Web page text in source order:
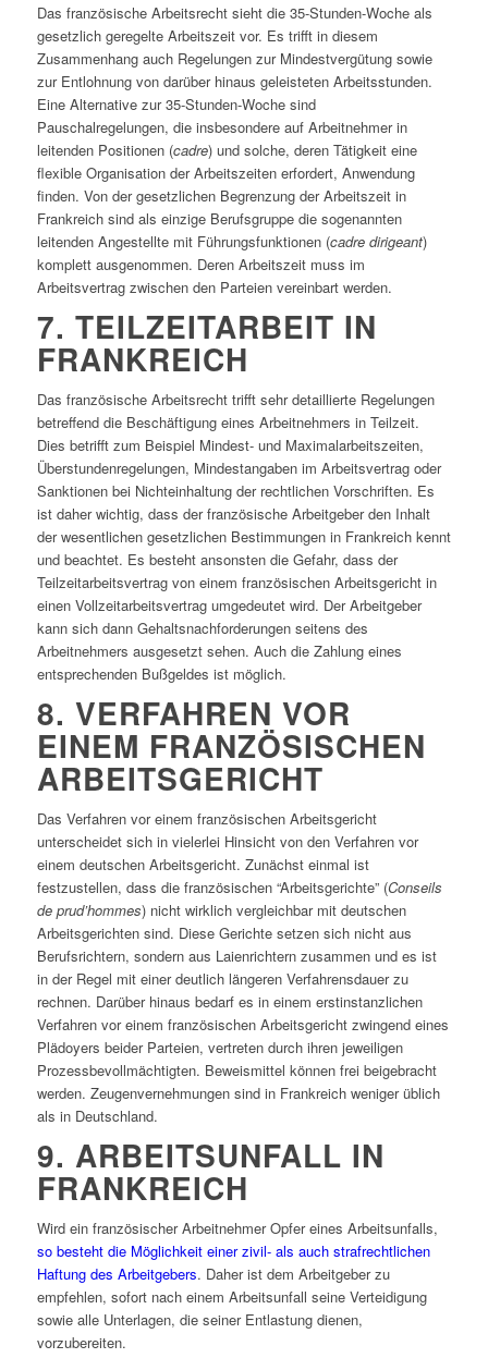
Das französische Arbeitsrecht sieht die 35-Stunden-Woche als
gesetzlich geregelte Arbeitszeit vor. Es trifft in diesem
Zusammenhang auch Regelungen zur Mindestvergütung sowie
zur Entlohnung von darüber hinaus geleisteten Arbeitsstunden.
Eine Alternative zur 35-Stunden-Woche sind
Pauschalregelungen, die insbesondere auf Arbeitnehmer in
leitenden Positionen (cadre) und solche, deren Tätigkeit eine
flexible Organisation der Arbeitszeiten erfordert, Anwendung
finden. Von der gesetzlichen Begrenzung der Arbeitszeit in
Frankreich sind als einzige Berufsgruppe die sogenannten
leitenden Angestellte mit Führungsfunktionen (cadre dirigeant)
komplett ausgenommen. Deren Arbeitszeit muss im
Arbeitsvertrag zwischen den Parteien vereinbart werden.
7. TEILZEITARBEIT IN
FRANKREICH
Das französische Arbeitsrecht trifft sehr detaillierte Regelungen
betreffend die Beschäftigung eines Arbeitnehmers in Teilzeit.
Dies betrifft zum Beispiel Mindest- und Maximalarbeitszeiten,
Überstundenregelungen, Mindestangaben im Arbeitsvertrag oder
Sanktionen bei Nichteinhaltung der rechtlichen Vorschriften. Es
ist daher wichtig, dass der französische Arbeitgeber den Inhalt
der wesentlichen gesetzlichen Bestimmungen in Frankreich kennt
und beachtet. Es besteht ansonsten die Gefahr, dass der
Teilzeitarbeitsvertrag von einem französischen Arbeitsgericht in
einen Vollzeitarbeitsvertrag umgedeutet wird. Der Arbeitgeber
kann sich dann Gehaltsnachforderungen seitens des
Arbeitnehmers ausgesetzt sehen. Auch die Zahlung eines
entsprechenden Bußgeldes ist möglich.
8. VERFAHREN VOR
EINEM FRANZÖSISCHEN
ARBEITSGERICHT
Das Verfahren vor einem französischen Arbeitsgericht
unterscheidet sich in vielerlei Hinsicht von den Verfahren vor
einem deutschen Arbeitsgericht. Zunächst einmal ist
festzustellen, dass die französischen “Arbeitsgerichte” (Conseils
de prud’hommes) nicht wirklich vergleichbar mit deutschen
Arbeitsgerichten sind. Diese Gerichte setzen sich nicht aus
Berufsrichtern, sondern aus Laienrichtern zusammen und es ist
in der Regel mit einer deutlich längeren Verfahrensdauer zu
rechnen. Darüber hinaus bedarf es in einem erstinstanzlichen
Verfahren vor einem französischen Arbeitsgericht zwingend eines
Plädoyers beider Parteien, vertreten durch ihren jeweiligen
Prozessbevollmächtigten. Beweismittel können frei beigebracht
werden. Zeugenvernehmungen sind in Frankreich weniger üblich
als in Deutschland.
9. ARBEITSUNFALL IN
FRANKREICH
Wird ein französischer Arbeitnehmer Opfer eines Arbeitsunfalls,
so besteht die Möglichkeit einer zivil- als auch strafrechtlichen
Haftung des Arbeitgebers. Daher ist dem Arbeitgeber zu
empfehlen, sofort nach einem Arbeitsunfall seine Verteidigung
sowie alle Unterlagen, die seiner Entlastung dienen,
vorzubereiten.